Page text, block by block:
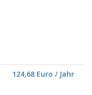
124,68 Euro / Jahr